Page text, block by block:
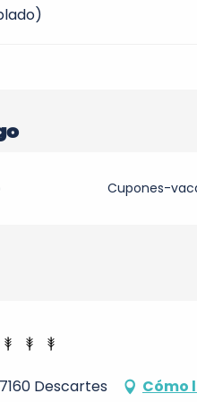
Cupones-
Descartes Cómo